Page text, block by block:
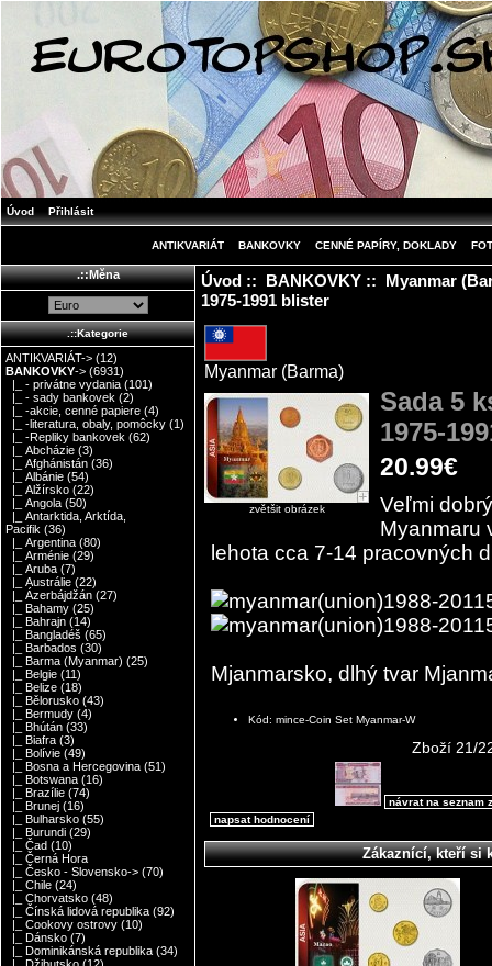
Úvod Přihlásit
ANTIKVARIÁT BANKOVKY CENNÉ PAPÍRY, DOKLADY
.::Měna
.::Kategorie
ANTIKVARIÁT-> (12)
BANKOVKY-> (6931)
|_ - privátne vydania (101)
|_ - sady bankovek (2)
|_ -akcie, cenné papiere (4)
|_ -literatura, obaly, pomôcky (1)
|_ -Repliky bankovek (62)
|_ Abcházie (3)
|_ Afghánistán (36)
|_ Albánie (54)
|_ Alžírsko (22)
|_ Angola (50)
|_ Antarktida, Arktída,
Pacifik (36)
|_ Argentina (80)
|_ Arménie (29)
|_ Aruba (7)
|_ Austrálie (22)
|_ Ázerbájdžán (27)
|_ Bahamy (25)
|_ Bahrajn (14)
|_ Bangladéš (65)
|_ Barbados (30)
|_ Barma (Myanmar) (25)
|_ Belgie (11)
|_ Belize (18)
|_ Bělorusko (43)
|_ Bermudy (4)
|_ Bhútán (33)
|_ Biafra (3)
|_ Bolívie (49)
|_ Bosna a Hercegovina (51)
|_ Botswana (16)
|_ Brazílie (74)
|_ Brunej (16)
|_ Bulharsko (55)
|_ Burundi (29)
|_ Čad (10)
|_ Černá Hora
|_ Česko - Slovensko-> (70)
|_ Chile (24)
|_ Chorvatsko (48)
|_ Čínská lidová republika (92)
|_ Cookovy ostrovy (10)
|_ Dánsko (7)
|_ Dominikánská republika (34)
Úvod:: BANKOVKY:: Myanmar
1975-1991 blister
Myanmar (Barma)
zvětšit obrázek
Sada 5
1975-
20.99€
Veľmi
Myanmaru
lehota cca 7-14 pracovných
Mjanmarsko, dlhý tvar
Kód: mince-Coin Set Myanmar-W
Zboží 21/
návrat na seznam
napsat hodnocení
Zákaznící, kteří si